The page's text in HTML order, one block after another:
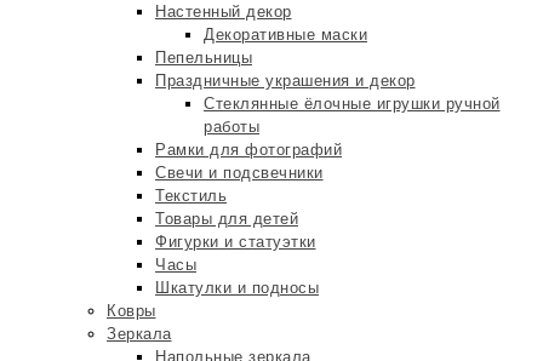
Настенный декор
Декоративные маски
Пепельницы
Праздничные украшения и декор
Стеклянные ёлочные игрушки ручной
работы
Рамки для фотографий
Свечи и подсвечники
Текстиль
Товары для детей
Фигурки и статуэтки
Часы
Шкатулки и подносы
Ковры
Зеркала
Напольные зеркала